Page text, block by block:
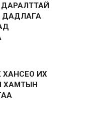
ДАДЛАГА
ХАНСЕО ИХ
ХАМТЫН